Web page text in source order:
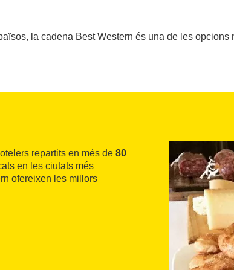
la cadena Best Western és una de les
repartits en més de 80
en les ciutats més
ofereixen les millors